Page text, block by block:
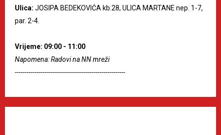
Ulica: JOSIPA BEDEKOVIĆA kb.28, ULICA MARTANE nep. 1-7,
par. 2-4.
Vrijeme: 09:00 - 11:00
Napomena: Radovi na NN mreži
--------------------------------------------------------